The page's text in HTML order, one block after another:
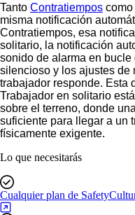
Tanto Contratiempos como
misma notificación
Contratiempos, esa
solitario, la notificación
sonido de alarma en
silencioso y los ajustes de
trabajador responde. Esta
Trabajador en solitario
sobre el terreno, donde
suficiente para llegar a un
físicamente exigente.
Lo que necesitarás
Cualquier plan de